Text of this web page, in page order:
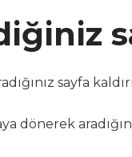
sayfa
dönerek